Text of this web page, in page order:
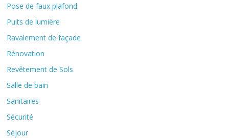
Pose de faux plafond
Puits de lumière
Ravalement de façade
Rénovation
Revêtement de Sols
Salle de bain
Sanitaires
Sécurité
Séjour